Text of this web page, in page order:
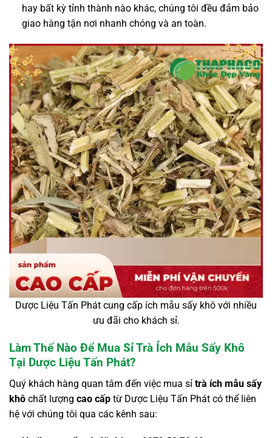
hay bất kỳ tỉnh thành nào khác, chúng tôi đều đảm bảo
giao hàng tận nơi nhanh chóng và an toàn.
Dược Liệu Tấn Phát cung cấp ích mẫu sấy khô với nhiều
ưu đãi cho khách sỉ.
Làm Thế Nào Để Mua Sỉ Trà Ích Mẫu Sấy Khô
Tại Dược Liệu Tấn Phát?
Quý khách hàng quan tâm đến việc mua sỉ trà ích mẫu sấy
khô chất lượng cao cấp từ Dược Liệu Tấn Phát có thể liên
hệ với chúng tôi qua các kênh sau: